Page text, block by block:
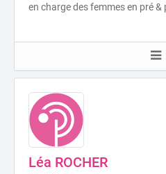
en charge des femmes en pré
Léa ROCHER